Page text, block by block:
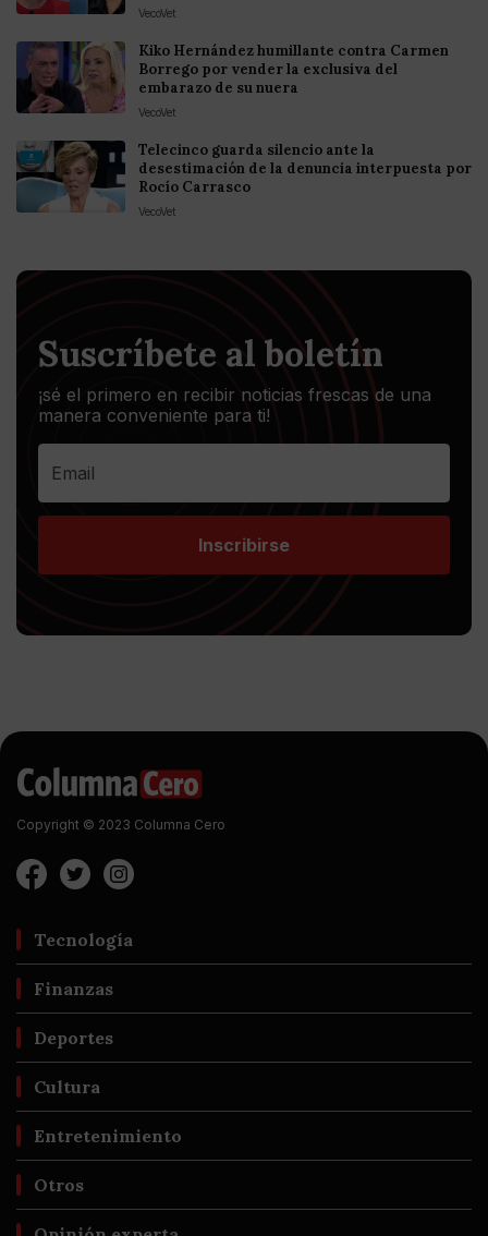
VecoVet
Kiko Hernández humillante contra Carmen
Borrego por vender la exclusiva del
embarazo de su nuera
VecoVet
Telecinco guarda silencio ante la
desestimación de la denuncia interpuesta por
Rocío Carrasco
VecoVet
Suscríbete al boletín
¡sé el primero en recibir noticias frescas de una
manera conveniente para ti!
Inscribirse
Copyright © 2023 Columna Cero
Tecnología
Finanzas
Deportes
Cultura
Entretenimiento
Otros